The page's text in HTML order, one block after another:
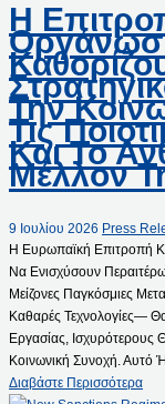
Η
Την
Τις
Και Το
Μέλλον
9 Ιουλίου 2026 Press
Η Ευρωπαϊκή Επιτροπή
Να Ενισχύσουν
Μείζονες Παγκόσμιες
Καθαρές Τεχνολογίες—
Εργασίας, Ισχυρότερους
Κοινωνική Συνοχή.
Διαβάστε Περισσότερα